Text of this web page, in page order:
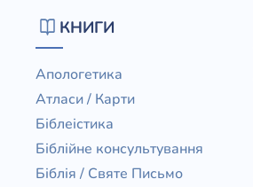
КНИГИ
Апологетика
Атласи / Карти
Біблеістика
Біблійне консультування
Біблія / Святе Письмо